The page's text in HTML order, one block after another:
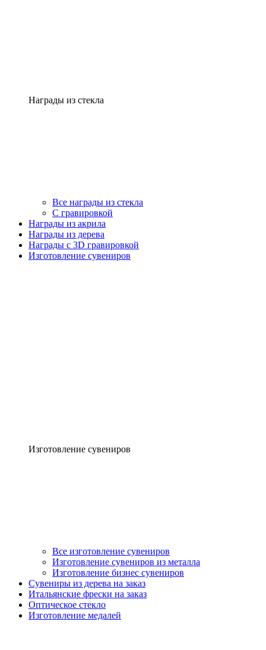
Награды из стекла
Все награды из стекла
С гравировкой
Награды из акрила
Награды из дерева
Награды с 3D гравировкой
Изготовление сувениров
Изготовление сувениров
Все изготовление сувениров
Изготовление сувениров из металла
Изготовление бизнес сувениров
Сувениры из дерева на заказ
Итальянские фрески на заказ
Оптическое стекло
Изготовление медалей